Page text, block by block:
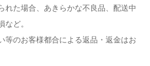
れた場合、あきらかな不良品、配送中
など。
等のお客様都合による返品・返金はお